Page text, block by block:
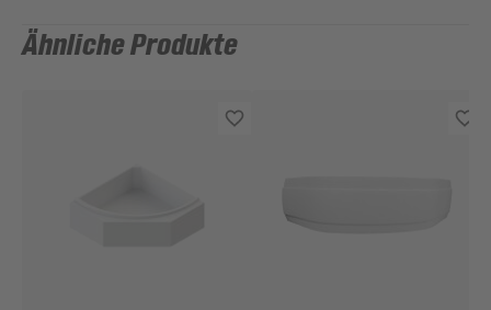
Ähnliche Produkte